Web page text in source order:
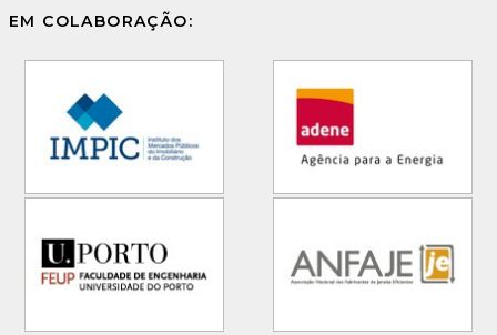
EM COLABORAÇÃO: